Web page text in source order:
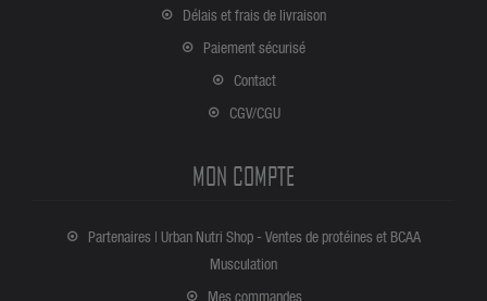
Délais et frais de livraison
Paiement sécurisé
Contact
CGV/CGU
MON COMPTE
Partenaires | Urban Nutri Shop - Ventes de protéines et BCAA
Musculation
Mes commandes